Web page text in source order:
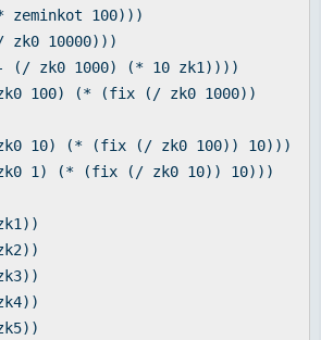
100)))
10000)))
(/ zk0 1000) (* 10 zk1))))
100) (* (fix (/ zk0 1000))
10) (* (fix (/ zk0 100)) 10)))
1) (* (fix (/ zk0 10)) 10)))